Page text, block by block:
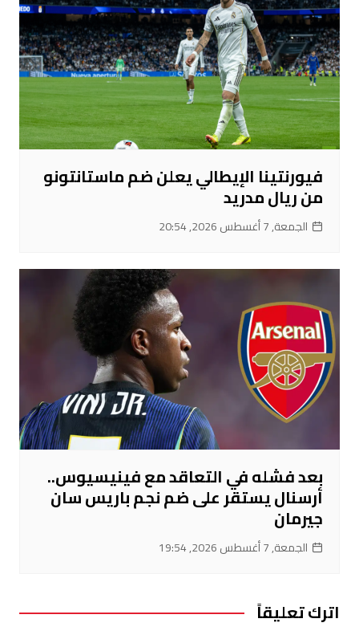
فيورنتينا الإيطالي يعلن ضم ماستانتونو
من ريال مدريد
الجمعة, 7 أغسطس 2026, 20:54
بعد فشله في التعاقد مع فينيسيوس..
أرسنال يستقر على ضم نجم باريس سان
جيرمان
الجمعة, 7 أغسطس 2026, 19:54
اترك تعليقاً